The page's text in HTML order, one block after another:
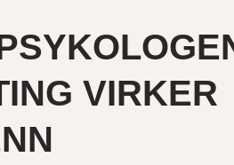
VIRKER